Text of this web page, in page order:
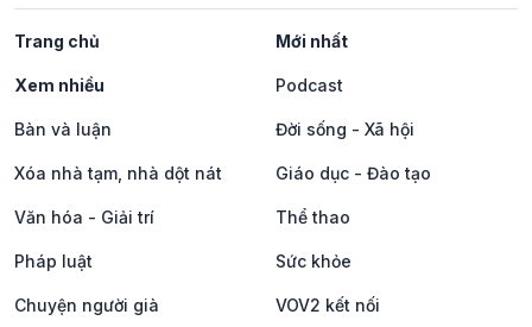
Trang chủ Mới nhất
Xem nhiều Podcast
Bàn và luận Đời sống - Xã hội
Xóa nhà tạm, nhà dột nát Giáo dục - Đào tạo
Văn hóa - Giải trí Thể thao
Pháp luật Sức khỏe
Chuyện người già VOV2 kết nối